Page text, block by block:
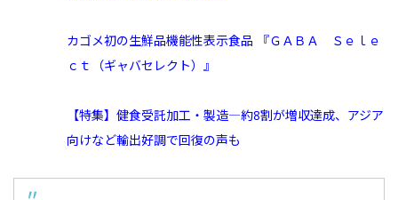
カゴメ初の生鮮品機能性表示食品 『ＧＡＢＡ Ｓｅｌｅ
ｃｔ（ギャバセレクト）』
【特集】健食受託加工・製造―約8割が増収達成、アジア
向けなど輸出好調で回復の声も